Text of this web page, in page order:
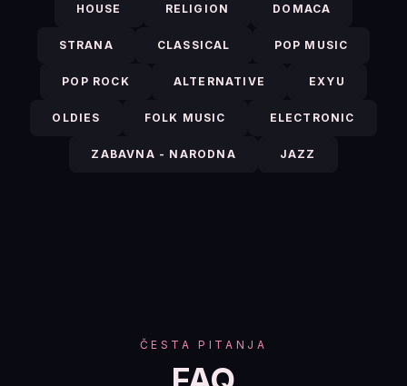
HOUSE RELIGION DOMACA
STRANA CLASSICAL POP MUSIC
POP ROCK ALTERNATIVE EXYU
OLDIES FOLK MUSIC ELECTRONIC
ZABAVNA - NARODNA JAZZ
ČESTA PITANJA